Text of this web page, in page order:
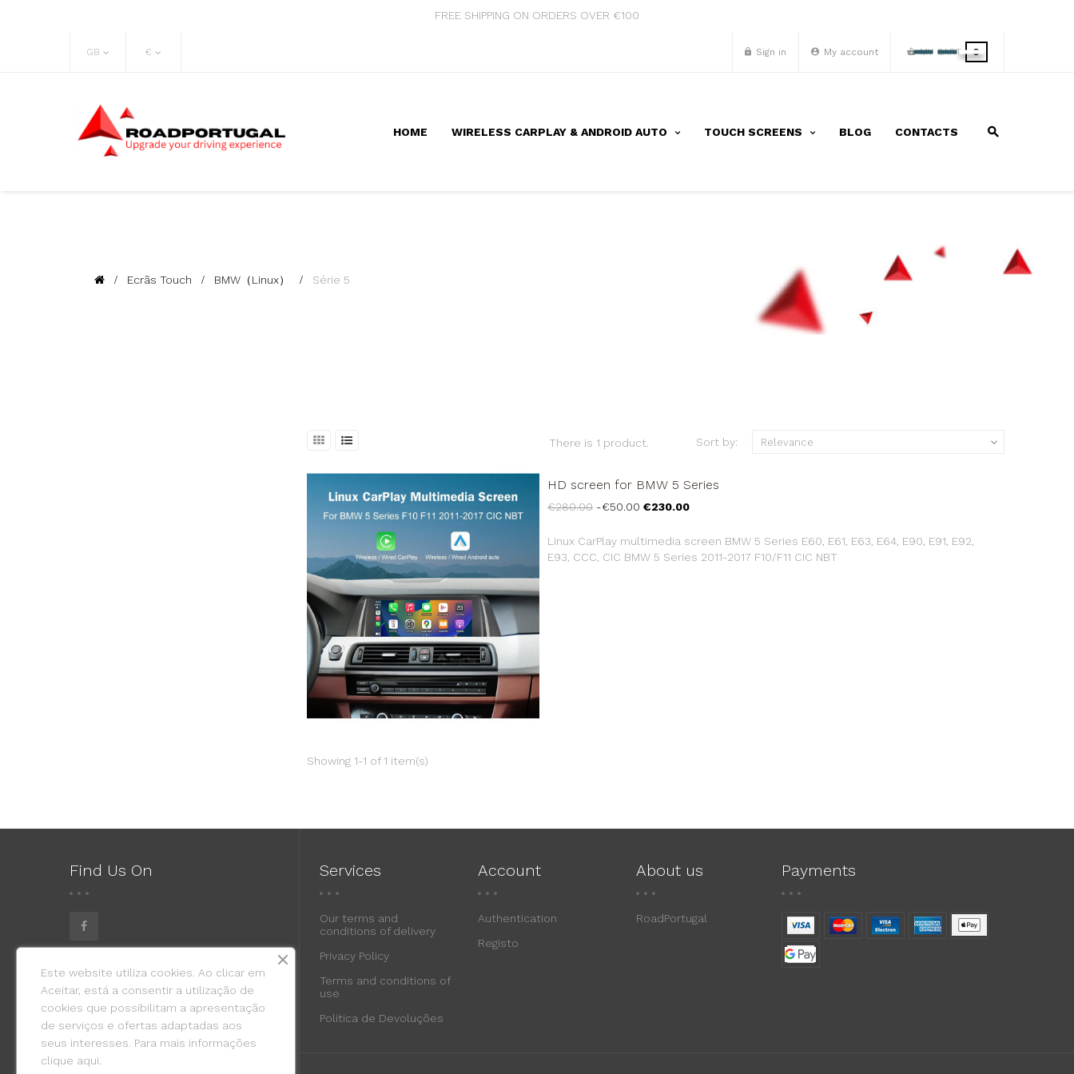
FREE SHIPPING ON ORDERS OVER €100
GB € Sign in My account MY CART 0
HOME WIRELESS CARPLAY & ANDROID AUTO TOUCH SCREENS BLOG CONTACTS
Ecrãs Touch BMW（Linux） Série 5
There is 1 product. Sort by: Relevance 
HD screen for BMW 5 Series
Regular
€280.00 -€50.00 Price
€230.00
Linux CarPlay multimedia screen BMW 5 Series E60, E61, E63, E64, E90, E91, E92,
E93, CCC, CIC BMW 5 Series 2011-2017 F10/F11 CIC NBT
Showing 1-1 of 1 item(s)
Find Us On Services
Our terms and
conditions of delivery
Privacy Policy
Terms and conditions of
use
Política de Devoluções
Account
Authentication
Registo
About us
RoadPortugal
Payments
Este website utiliza cookies. Ao clicar em
Aceitar, está a consentir a utilização de
cookies que possibilitam a apresentação
de serviços e ofertas adaptadas aos
seus interesses. Para mais informações
clique aqui.